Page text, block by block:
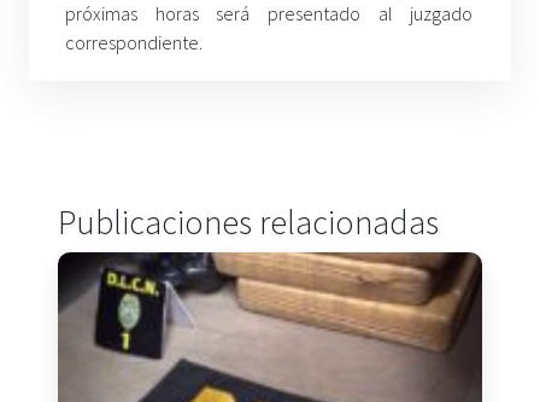
próximas horas será presentado al juzgado
correspondiente.
Publicaciones relacionadas